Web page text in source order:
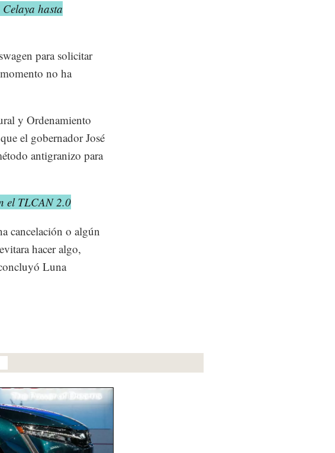
hasta
para solicitar
no ha
y Ordenamiento
el gobernador José
antigranizo para
el TLCAN 2.0
cancelación o algún
hacer algo,
Luna